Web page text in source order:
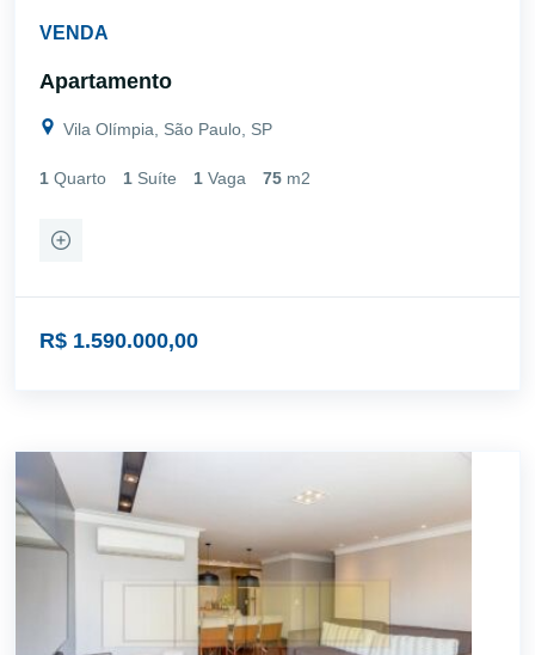
VENDA
Apartamento
Vila Olímpia, São Paulo, SP
1 Quarto 1 Suíte 1 Vaga 75 m2
R$ 1.590.000,00